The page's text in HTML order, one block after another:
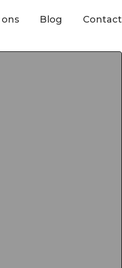
Blog Contact